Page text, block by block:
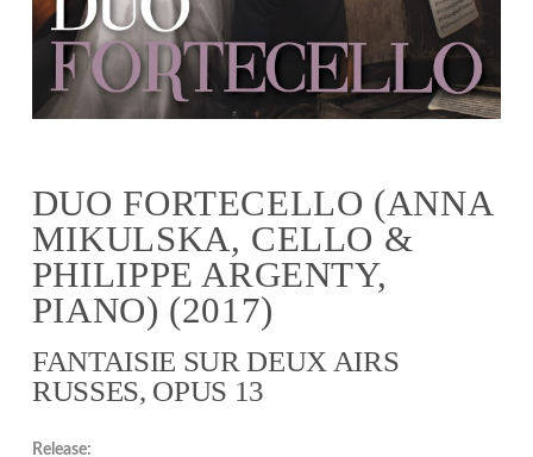
DUO FORTECELLO (ANNA
MIKULSKA, CELLO &
PHILIPPE ARGENTY,
PIANO) (2017)
FANTAISIE SUR DEUX AIRS
RUSSES, OPUS 13
Release: